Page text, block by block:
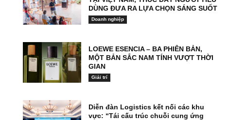
DÙNG ĐƯA RA LỰA CHỌN SÁNG SUỐT
Doanh nghiệp
LOEWE ESENCIA – BA PHIÊN BẢN,
MỘT BẢN SẮC NAM TÍNH VƯỢT THỜI
GIAN
Giải trí
Diễn đàn Logistics kết nối các khu
vực: “Tái cấu trúc chuỗi cung ứng